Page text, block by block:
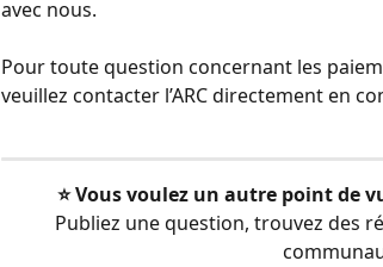
avec nous.
Pour toute question concernant les
veuillez contacter l’ARC directement en
⭐️ Vous voulez un autre point de
Publiez une question, trouvez des